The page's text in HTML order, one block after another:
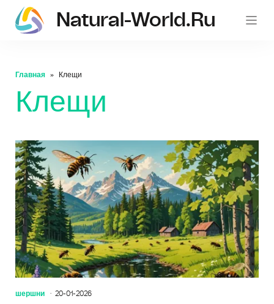
Natural-World.ru
Главная Клещи
Клещи
шершни 20-01-2026